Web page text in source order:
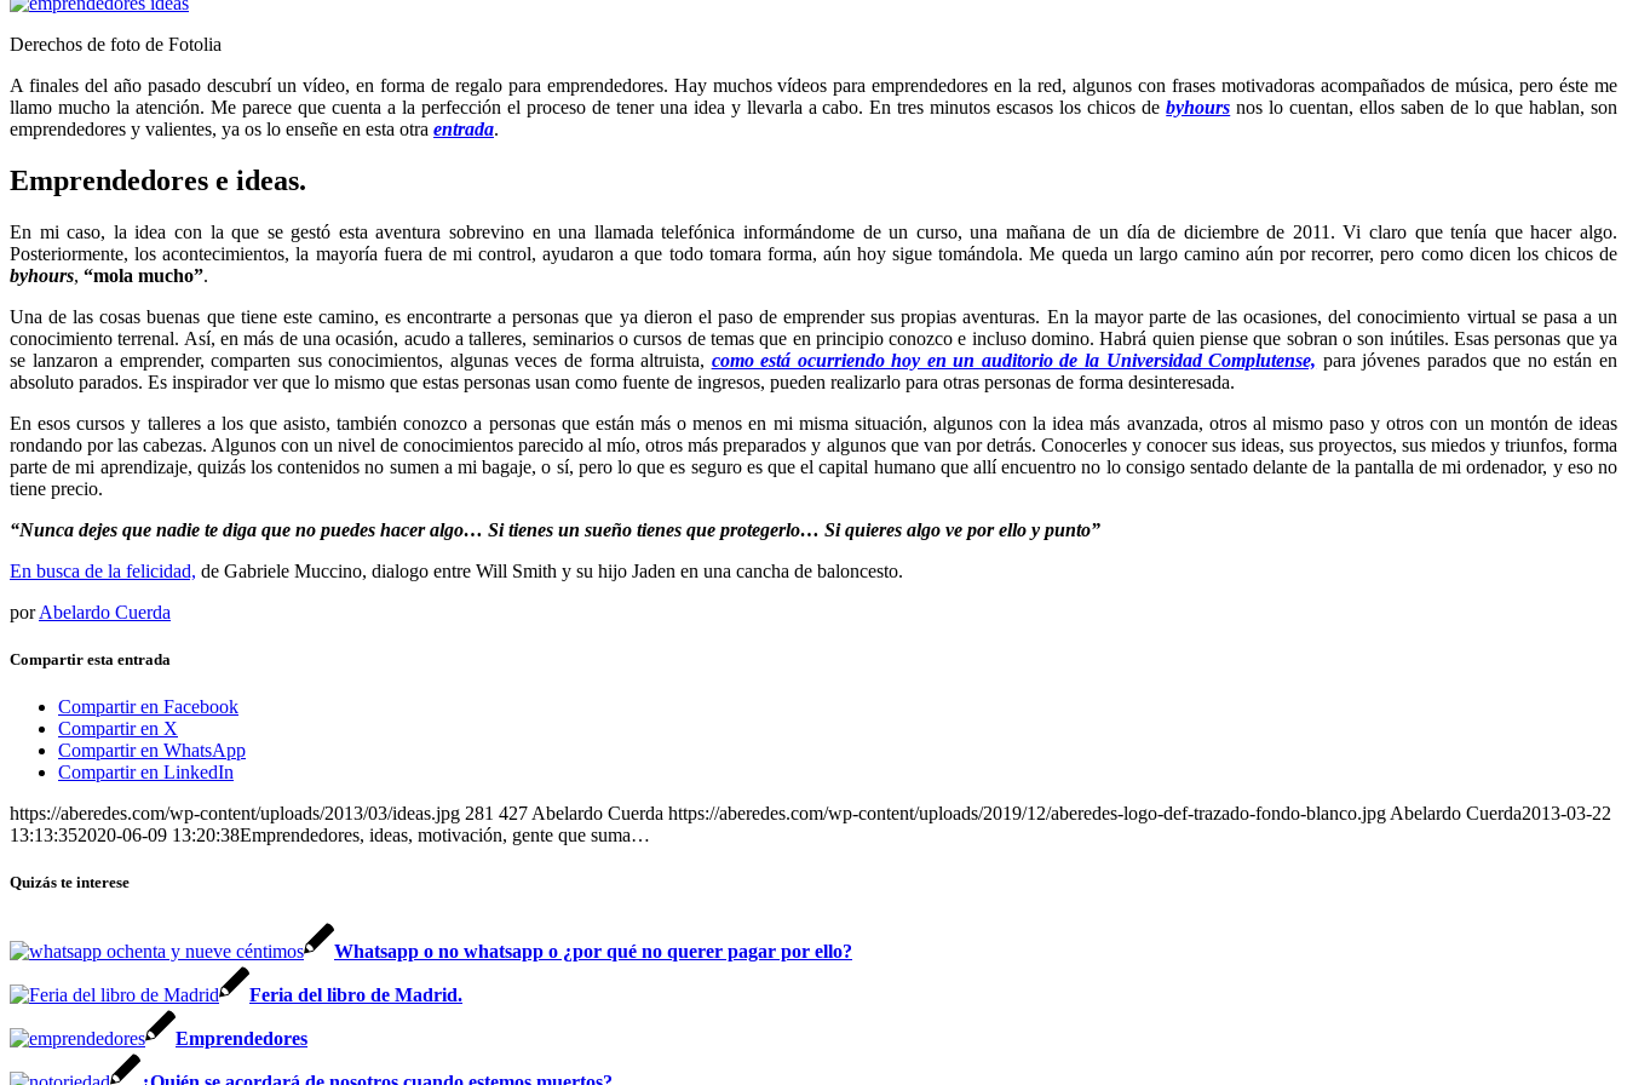
Derechos de foto de Fotolia
A finales del año pasado descubrí un vídeo, en forma de regalo para emprendedores. Hay muchos vídeos para emprendedores en la red, algunos con frases motivadoras acompañados de música, pero éste me
llamo mucho la atención. Me parece que cuenta a la perfección el proceso de tener una idea y llevarla a cabo. En tres minutos escasos los chicos debyhours nos lo cuentan, ellos saben de lo que hablan, son
emprendedores y valientes, ya os lo enseñe en esta otra entrada.
Emprendedores e ideas.
En mi caso, la idea con la que se gestó esta aventura sobrevino en una llamada telefónica informándome de un curso, una mañana de un día de diciembre de 2011. Vi claro que tenía que hacer algo.
Posteriormente, los acontecimientos, la mayoría fuera de mi control, ayudaron a que todo tomara forma, aún hoy sigue tomándola. Me queda un largo camino aún por recorrer, pero como dicen los chicos de
byhours, “mola mucho”.
Una de las cosas buenas que tiene este camino, es encontrarte a personas que ya dieron el paso de emprender sus propias aventuras. En la mayor parte de las ocasiones, del conocimiento virtual se pasa a un
conocimiento terrenal. Así, en más de una ocasión, acudo a talleres, seminarios o cursos de temas que en principio conozco e incluso domino. Habrá quien piense que sobran o son inútiles. Esas personas que ya
se lanzaron a emprender, comparten sus conocimientos, algunas veces de forma altruista, como está ocurriendo hoy en un auditorio de la Universidad Complutense, para jóvenes parados que no están en
absoluto parados. Es inspirador ver que lo mismo que estas personas usan como fuente de ingresos, pueden realizarlo para otras personas de forma desinteresada.
En esos cursos y talleres a los que asisto, también conozco a personas que están más o menos en mi misma situación, algunos con la idea más avanzada, otros al mismo paso y otros con un montón de ideas
rondando por las cabezas. Algunos con un nivel de conocimientos parecido al mío, otros más preparados y algunos que van por detrás. Conocerles y conocer sus ideas, sus proyectos, sus miedos y triunfos, forma
parte de mi aprendizaje, quizás los contenidos no sumen a mi bagaje, o sí, pero lo que es seguro es que el capital humano que allí encuentro no lo consigo sentado delante de la pantalla de mi ordenador, y eso no
tiene precio.
“Nunca dejes que nadie te diga que no puedes hacer algo… Si tienes un sueño tienes que protegerlo… Si quieres algo ve por ello y punto”
En busca de la felicidad, de Gabriele Muccino, dialogo entre Will Smith y su hijo Jaden en una cancha de baloncesto.
porAbelardo Cuerda
Compartir esta entrada
Compartir en Facebook
Compartir en X
Compartir en WhatsApp
Compartir en LinkedIn
https://aberedes.com/wp-content/uploads/2013/03/ideas.jpg 281 427 Abelardo Cuerda https://aberedes.com/wp-content/uploads/2019/12/aberedes-logo-def-trazado-fondo-blanco.jpg Abelardo Cuerda2013-03-22
13:13:352020-06-09 13:20:38Emprendedores, ideas, motivación, gente que suma…
Quizás te interese
Whatsapp o no whatsapp o ¿por qué no querer pagar por ello?
Feria del libro de Madrid.
Emprendedores